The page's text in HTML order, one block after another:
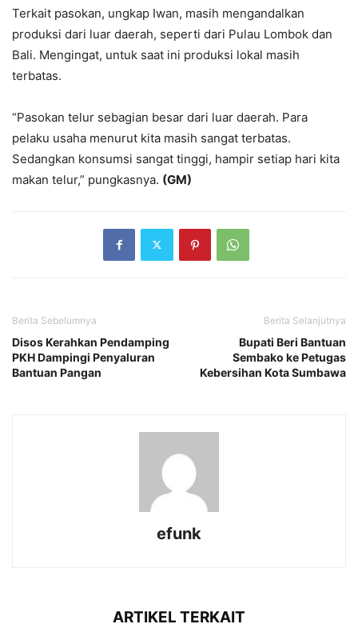
Terkait pasokan, ungkap Iwan, masih mengandalkan
produksi dari luar daerah, seperti dari Pulau Lombok dan
Bali. Mengingat, untuk saat ini produksi lokal masih
terbatas.
“Pasokan telur sebagian besar dari luar daerah. Para
pelaku usaha menurut kita masih sangat terbatas.
Sedangkan konsumsi sangat tinggi, hampir setiap hari kita
makan telur,” pungkasnya. (GM)
Berita Sebelumnya
Disos Kerahkan Pendamping
PKH Dampingi Penyaluran
Bantuan Pangan
Berita Selanjutnya
Bupati Beri Bantuan
Sembako ke Petugas
Kebersihan Kota Sumbawa
efunk
ARTIKEL TERKAIT